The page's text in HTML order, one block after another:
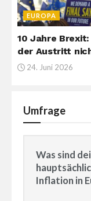
EUROPA
10 Jahre
der Austritt
24. Juni 2026
Umfrage
Was sind
Inflation in